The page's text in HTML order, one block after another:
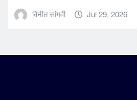
विनीत सांगवी Jul 29, 2026